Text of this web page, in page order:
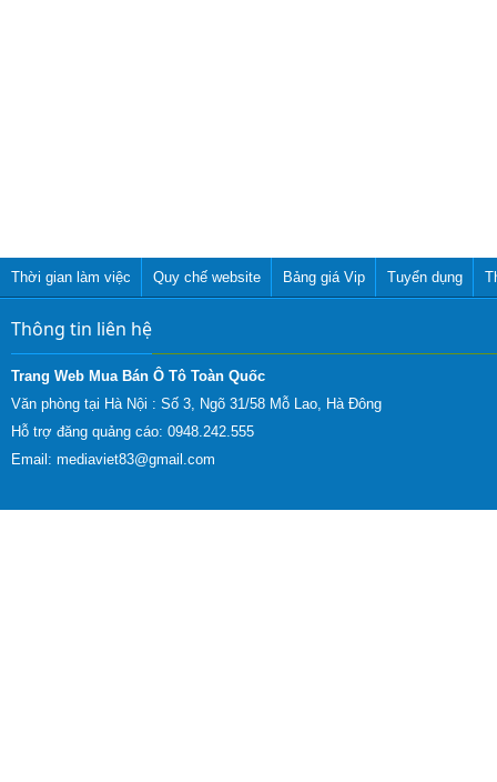
Thời gian làm việc Quy chế website Bảng giá Vip Tuyển dụng
Thông tin liên hệ
Trang Web Mua Bán Ô Tô Toàn Quốc
Văn phòng tại Hà Nội : Số 3, Ngõ 31/58 Mỗ Lao, Hà Đông
Hỗ trợ đăng quảng cáo: 0948.242.555
Email: mediaviet83@gmail.com